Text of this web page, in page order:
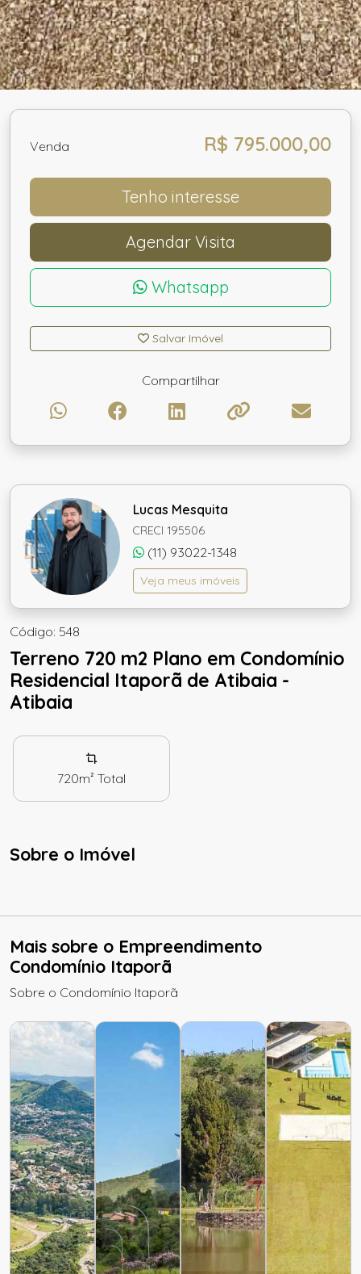
Código: 548
Terreno 720 m2 Plano em Condomínio
Residencial Itaporã de Atibaia -
Atibaia
720m² Total
Sobre o Imóvel
Venda R$ 795.000,00
Tenho interesse
Agendar Visita
Whatsapp
Salvar Imóvel
Compartilhar
Lucas Mesquita
CRECI 195506
(11) 93022-1348
Veja meus imóveis
Mais sobre o Empreendimento
Condomínio Itaporã
Sobre o Condomínio Itaporã